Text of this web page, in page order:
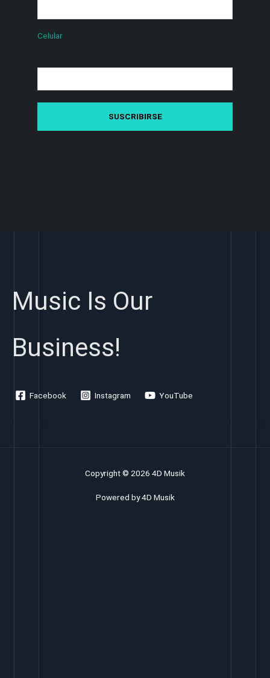
Celular
Music Is Our
Business!
Facebook Instagram YouTube
Copyright © 2026 4D Musik
Powered by 4D Musik